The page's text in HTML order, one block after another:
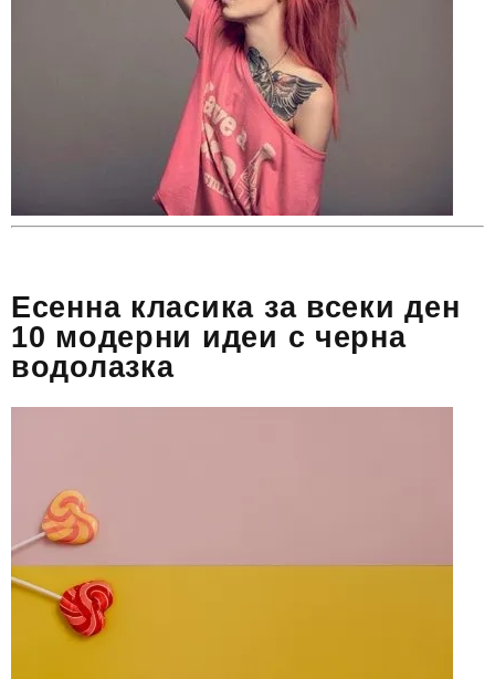
Есенна класика за всеки ден
10 модерни идеи с черна
водолазка